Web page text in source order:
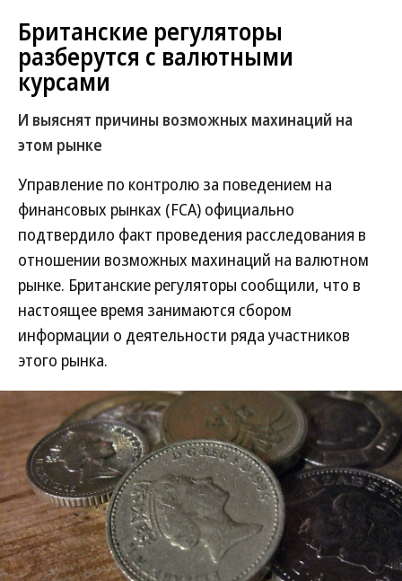
Британские регуляторы
разберутся с валютными
курсами
И выяснят причины возможных махинаций на
этом рынке
Управление по контролю за поведением на
финансовых рынках (FCA) официально
подтвердило факт проведения расследования в
отношении возможных махинаций на валютном
рынке. Британские регуляторы сообщили, что в
настоящее время занимаются сбором
информации о деятельности ряда участников
этого рынка.